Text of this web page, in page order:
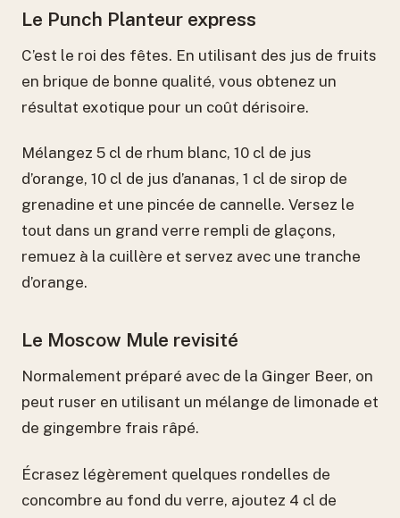
Le Punch Planteur express
C’est le roi des fêtes. En utilisant des jus de fruits
en brique de bonne qualité, vous obtenez un
résultat exotique pour un coût dérisoire.
Mélangez 5 cl de rhum blanc, 10 cl de jus
d’orange, 10 cl de jus d’ananas, 1 cl de sirop de
grenadine et une pincée de cannelle. Versez le
tout dans un grand verre rempli de glaçons,
remuez à la cuillère et servez avec une tranche
d’orange.
Le Moscow Mule revisité
Normalement préparé avec de la Ginger Beer, on
peut ruser en utilisant un mélange de limonade et
de gingembre frais râpé.
Écrasez légèrement quelques rondelles de
concombre au fond du verre, ajoutez 4 cl de